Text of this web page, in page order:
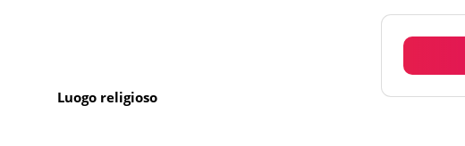
Luogo religioso